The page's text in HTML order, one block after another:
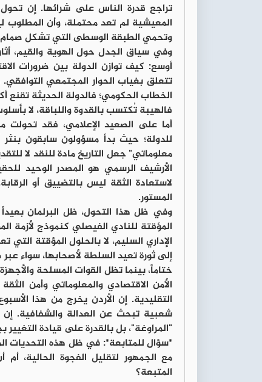
تراجع قدرة الناس على شرائها. إن
المعيشية لم تعد محتملة، وأن المطلوب
وتحمي الطبقة الوسطى التي تشكل صمام
وفي سياق الجدل حول الهوية والقيم،
أوسع: كيف توازن الدولة بين ضرورات
تتعلق بغياب الحوار المجتمعي
الخطاب الحكومي؛ فالدولة الحديثة
فالهيبة تُكتسب بالقدوة واللباقة، لا
أما على الصعيد الإعلامي، فقد تحولت
للدولة؛ حيث بدأ مسؤولون سابقون بنثر
معلوماتي" جعل التاريخ مادة للنقد لا
الأرشيف الرسمي هو المصدر الوحيد
لاستعادة الثقة ليس بالتضييق أو
المستور.
وفي ظل هذا التحول، ظل البرلمان بعيداً
المؤقتة للنادي الفيصلي كنموذج لأزمة
الإداري السليم، لا بالحلول المؤقتة التي
إلى ثورة تعيد السلطة لأصحابها، سواء عبر
الأمن الاقتصادي والمعلوماتي وأمن
التقليدية. إن الأردن يخرج من هذا
شعبية تبحث عن العدالة والشفافية. إن
"المراوغة"، بل بالقدرة على قيادة التغيير
*سؤال للمتابعة*: في ظل هذه التحديات
مع الجمهور لتقليل الفجوة الحالية،
المتبعة؟